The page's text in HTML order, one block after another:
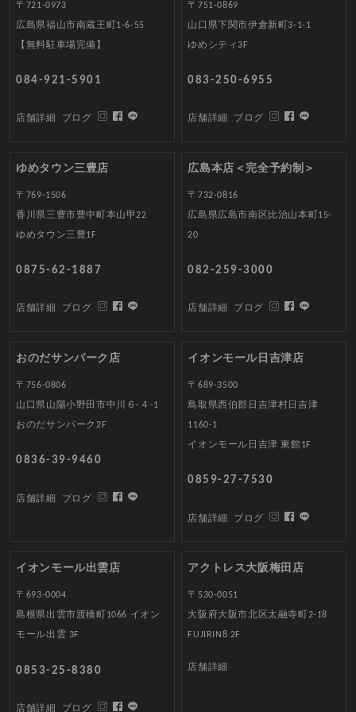
〒721-0973
広島県福山市南蔵王町1-6-55
【無料駐車場完備】
084-921-5901
店舗詳細 ブログ
〒751-0869
山口県下関市伊倉新町3-1-1
ゆめシティ3F
083-250-6955
店舗詳細 ブログ
ゆめタウン三豊店
〒769-1506
香川県三豊市豊中町本山甲22
ゆめタウン三豊1F
0875-62-1887
店舗詳細 ブログ
広島本店＜完全予約制＞
〒732-0816
広島県広島市南区比治山本町15-
20
082-259-3000
店舗詳細 ブログ
おのだサンパーク店
〒756-0806
山口県山陽小野田市中川６-４-1
おのだサンパーク2F
0836-39-9460
店舗詳細 ブログ
イオンモール日吉津店
〒689-3500
鳥取県西伯郡日吉津村日吉津
1160-1
イオンモール日吉津 東館1F
0859-27-7530
店舗詳細 ブログ
イオンモール出雲店
〒693-0004
島根県出雲市渡橋町1066 イオン
モール出雲 3F
0853-25-8380
店舗詳細 ブログ
アクトレス大阪梅田店
〒530-0051
大阪府大阪市北区太融寺町2-18
FUJIRIN8 2F
店舗詳細